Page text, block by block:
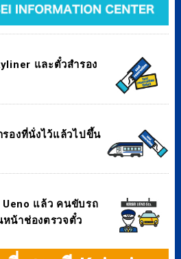
และตั๋วสำรอง
องที่นั่งไว้แล้วไปขึ้น
Ueno แล้ว คนขับรถ
น้าช่องตรวจตั๋ว